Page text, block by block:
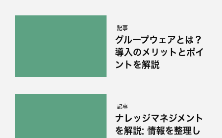
記事
グループウェアとは？
導入のメリットとポイ
ントを解説
記事
ナレッジマネジメント
を解説: 情報を整理し